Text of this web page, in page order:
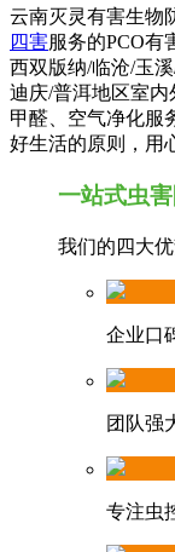
云南灭灵有害生物
四害服务的PCO有
西双版纳/临沧/玉
迪庆/普洱地区室
甲醛、空气净化服
好生活的原则，用
一站式虫
我们的四大
企业口
团队强
专注虫